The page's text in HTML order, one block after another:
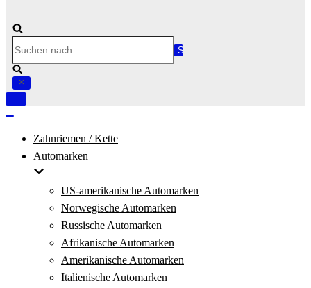
nach …
Navigation
Zahnriemen / Kette
Automarken
US-amerikanische Automarken
Norwegische Automarken
Russische Automarken
Afrikanische Automarken
Amerikanische Automarken
Italienische Automarken